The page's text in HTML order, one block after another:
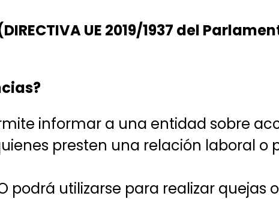
UE 2019/1937 del
informar a una entidad sobre
presten una relación laboral o
podrá utilizarse para realizar quejas